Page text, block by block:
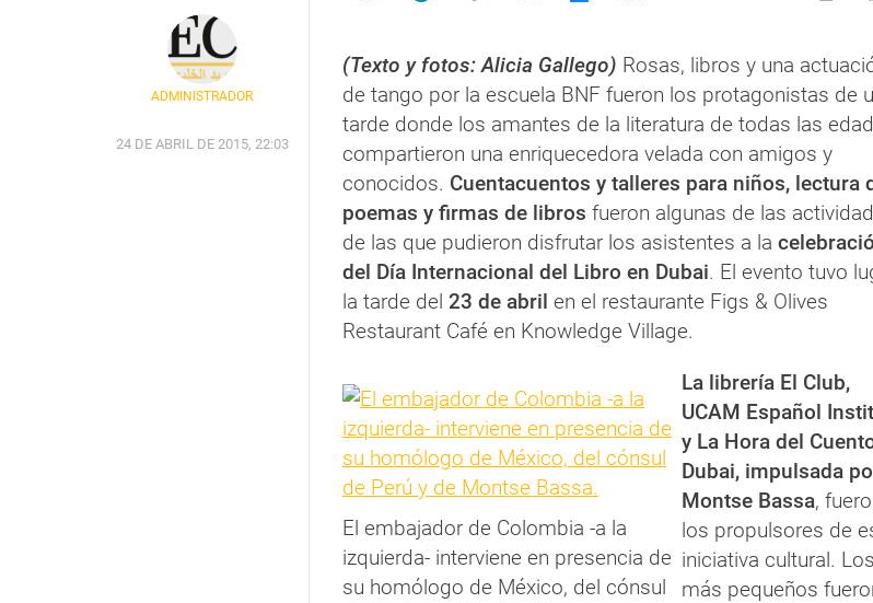
ADMINISTRADOR
24 DE ABRIL DE 2015, 22:03
(Texto y fotos: Alicia Gallego) Rosas, libros y una
de tango por la escuela BNF fueron los protagonistas de
tarde donde los amantes de la literatura de todas las
compartieron una enriquecedora velada con amigos y
conocidos. Cuentacuentos y talleres para niños, lectura
poemas y firmas de libros fueron algunas de las
de las que pudieron disfrutar los asistentes a la
del Día Internacional del Libro en Dubai. El evento tuvo
la tarde del 23 de abril en el restaurante Figs & Olives
Restaurant Café en Knowledge Village.
El embajador de Colombia -a la
izquierda- interviene en presencia de
su homólogo de México, del cónsul
La librería El Club,
UCAM Español
y La Hora del
Dubai, impulsada
Montse Bassa,
los propulsores de
iniciativa cultural. Los
más pequeños